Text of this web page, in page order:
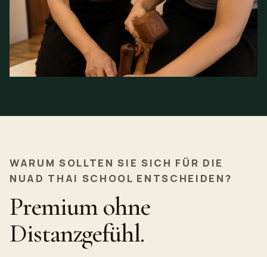
WARUM SOLLTEN SIE SICH FÜR DIE
NUAD THAI SCHOOL ENTSCHEIDEN?
Premium ohne
Distanzgefühl.